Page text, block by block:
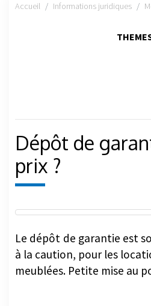
Accueil Informations juridiques
Dépôt de
prix ?
Le dépôt de garantie est
à la caution, pour les
meublées. Petite mise au